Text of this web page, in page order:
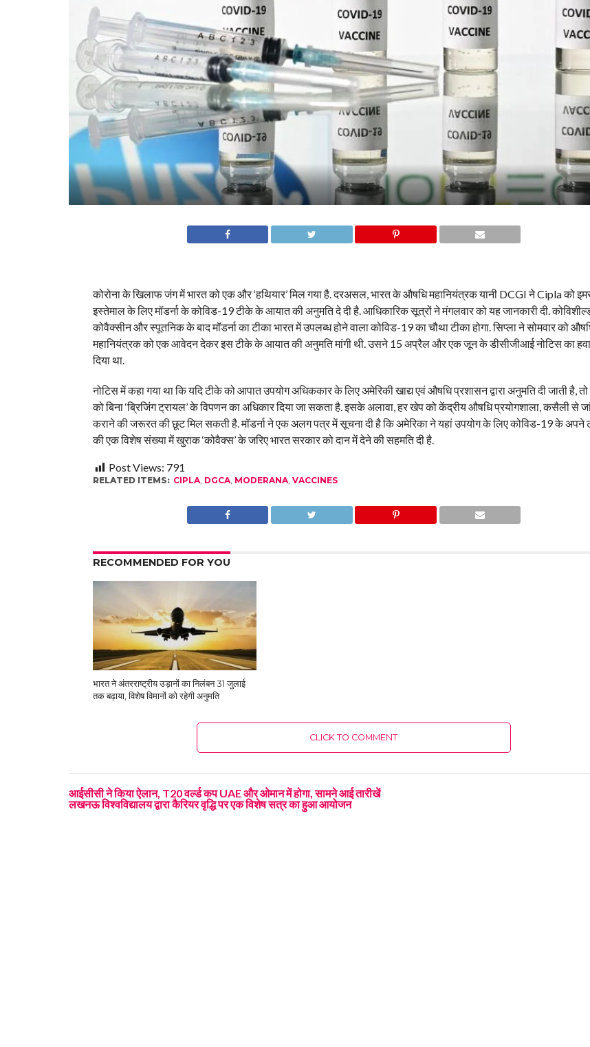
कोरोना के खिलाफ जंग में भारत को एक और ‘हथियार’ मिल गया है. दरअसल, भारत के औषधि महानियंत्रक यानी DCGI ने Cipla को
इस्तेमाल के लिए मॉडर्ना के कोविड-19 टीके के आयात की अनुमति दे दी है. आधिकारिक सूत्रों ने मंगलवार को यह जानकारी दी.
कोवैक्सीन और स्पूतनिक के बाद मॉडर्ना का टीका भारत में उपलब्ध होने वाला कोविड-19 का चौथा टीका होगा. सिप्ला ने सोमवार को
महानियंत्रक को एक आवेदन देकर इस टीके के आयात की अनुमति मांगी थी. उसने 15 अप्रैल और एक जून के डीसीजीआई नोटिस का
दिया था.
नोटिस में कहा गया था कि यदि टीके को आपात उपयोग अधिककार के लिए अमेरिकी खाद्य एवं औषधि प्रशासन द्वारा अनुमति दी जाती है,
को बिना ‘ब्रिजिंग ट्रायल’ के विपणन का अधिकार दिया जा सकता है. इसके अलावा, हर खेप को केंद्रीय औषधि प्रयोगशाला, कसैली से
कराने की जरूरत की छूट मिल सकती है. मॉडर्ना ने एक अलग पत्र में सूचना दी है कि अमेरिका ने यहां उपयोग के लिए कोविड-19 के अपने
की एक विशेष संख्या में खुराक ‘कोवैक्स’ के जरिए भारत सरकार को दान में देने की सहमति दी है.
Post Views: 791
RELATED ITEMS: CIPLA, DGCA, MODERANA, VACCINES
RECOMMENDED FOR YOU
भारत ने अंतरराष्ट्रीय उड़ानों का निलंबन 31 जुलाई
तक बढ़ाया, विशेष विमानों को रहेगी अनुमति
CLICK TO COMMENT
आईसीसी ने किया ऐलान, T20 वर्ल्ड कप UAE और ओमान में होगा, सामने आई तारीखें
लखनऊ विश्वविद्यालय द्वारा कैरियर वृद्धि पर एक विशेष सत्र का हुआ आयोजन